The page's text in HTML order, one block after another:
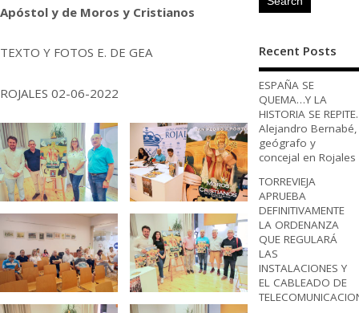
Apóstol y de Moros y Cristianos
TEXTO Y FOTOS E. DE GEA
ROJALES 02-06-2022
Recent Posts
ESPAÑA SE
QUEMA…Y LA
HISTORIA SE REPITE.
Alejandro Bernabé,
geógrafo y
concejal en Rojales
TORREVIEJA
APRUEBA
DEFINITIVAMENTE
LA ORDENANZA
QUE REGULARÁ
LAS
INSTALACIONES Y
EL CABLEADO DE